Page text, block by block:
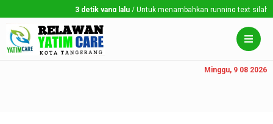
3 detik yang lalu / Untuk menambahkan running text silahkan
Minggu, 9 08 2026